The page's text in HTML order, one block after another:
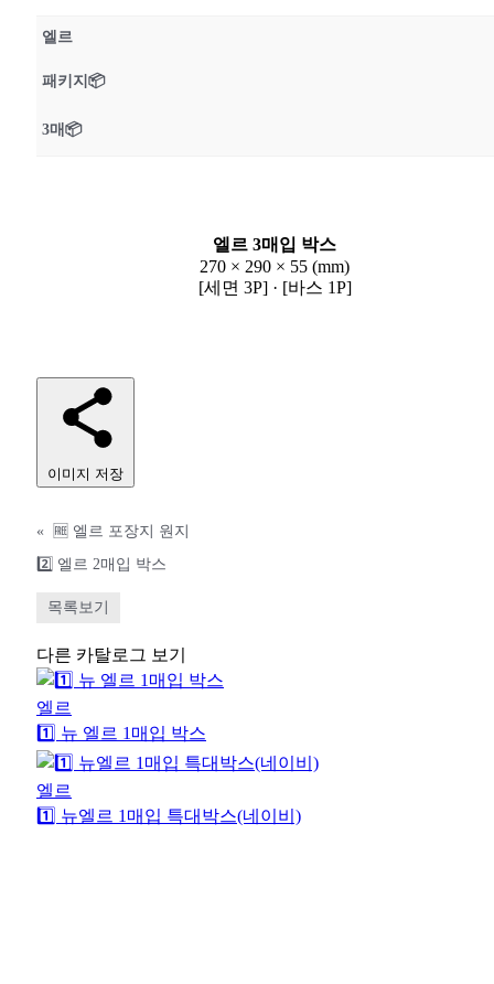
엘르
패키지📦
3매📦
엘르 3매입 박스
270 × 290 × 55 (mm)
[세면 3P] · [바스 1P]
이미지 저장
«
🆓 엘르 포장지 원지
2️⃣ 엘르 2매입 박스
목록보기
다른 카탈로그 보기
엘르
1️⃣ 뉴 엘르 1매입 박스
엘르
1️⃣ 뉴엘르 1매입 특대박스(네이비)